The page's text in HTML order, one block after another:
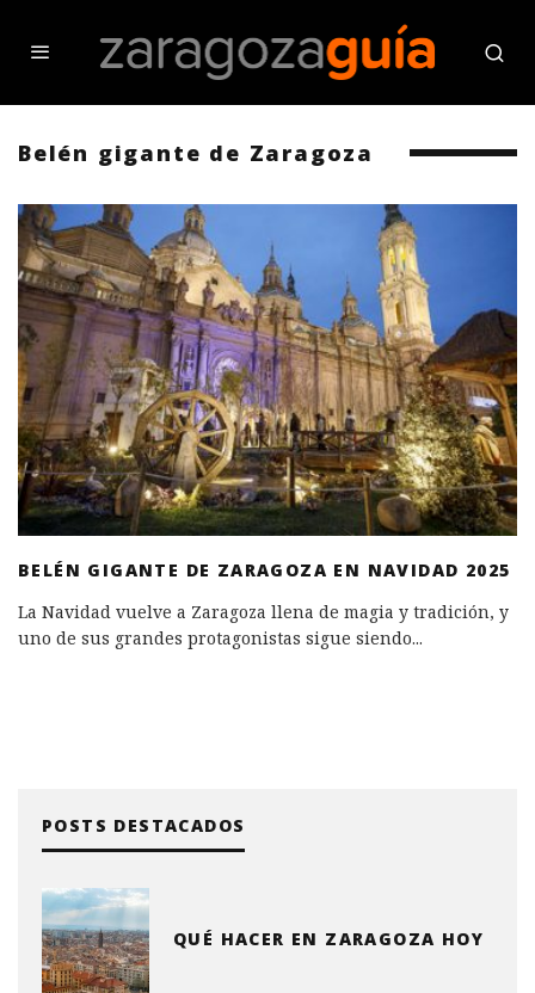
Belén gigante de Zaragoza
BELÉN GIGANTE DE ZARAGOZA EN NAVIDAD 2025
La Navidad vuelve a Zaragoza llena de magia y tradición, y
uno de sus grandes protagonistas sigue siendo...
POSTS DESTACADOS
QUÉ HACER EN ZARAGOZA HOY